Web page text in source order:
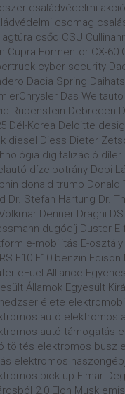
családvédelmi
csomag
csőd CSU
Cupra Formentor CX-60
cyber security
Dacia Spring
Das
Rubenstein Debrecen
Dél-Korea Deloitte
diesel Diess Dieter
digitalizáció díler
dízelbotrány Dobi
donald trump Donald
Dr. Stefan Hartung Dr.
Denner Draghi DS
dugódíj Duster
e-mobilitás E-osztály
E10 E10 benzin Edison
eFuel Alliance
Államok Egyesült
élete
autó elektromos
autó támogatás
töltés elektromos busz
elektromos
pick-up Elmar
2.0 Elon Musk